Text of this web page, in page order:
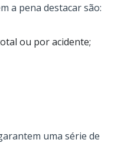
a pena destacar são:
ou por acidente;
uma série de